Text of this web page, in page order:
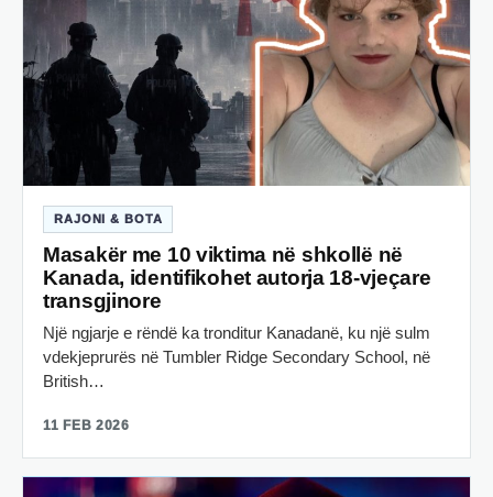
RAJONI & BOTA
Masakër me 10 viktima në shkollë në
Kanada, identifikohet autorja 18-vjeçare
transgjinore
Një ngjarje e rëndë ka tronditur Kanadanë, ku një sulm
vdekjeprurës në Tumbler Ridge Secondary School, në
British…
11 FEB 2026